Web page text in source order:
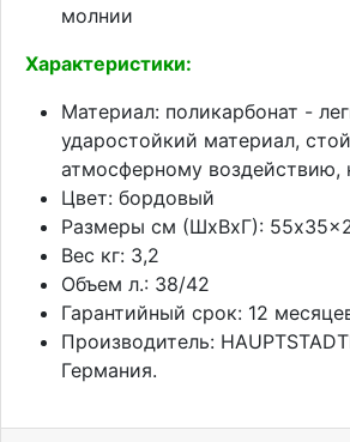
молнии
Характеристики:
Материал: поликарбонат -
ударостойкий материал,
атмосферному воздействию,
Цвет: бордовый
Размеры см (ШхВхГ):
Вес кг: 3,2
Объем л.: 38/42
Гарантийный срок: 12
Производитель:
Германия.